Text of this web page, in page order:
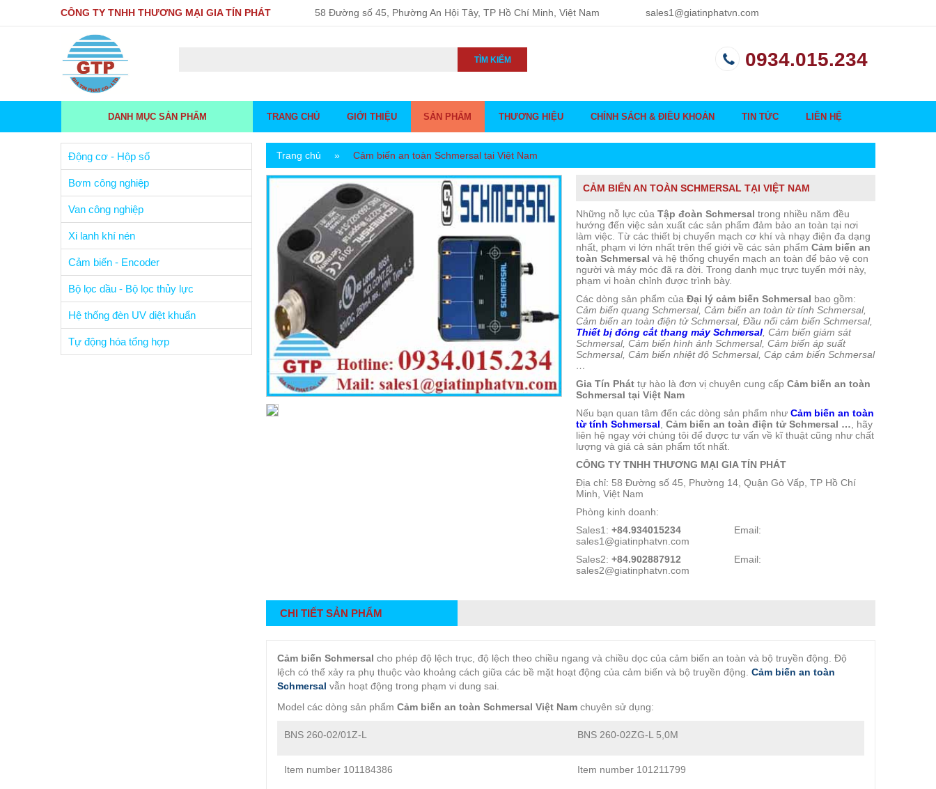
CÔNG TY TNHH THƯƠNG MẠI GIA TÍN PHÁT 58 Đường số 45, Phường An Hội Tây, TP Hồ Chí Minh, Việt Nam sales1@giatinphatvn.com
TÌM KIẾM 0934.015.234
DANH MỤC SẢN PHẨM TRANG CHỦ GIỚI THIỆU SẢN PHẨM THƯƠNG HIỆU CHÍNH SÁCH & ĐIỀU KHOẢN TIN TỨC LIÊN HỆ
Động cơ - Hộp số
Bơm công nghiệp
Van công nghiệp
Xi lanh khí nén
Cảm biến - Encoder
Bộ lọc dầu - Bộ lọc thủy lực
Hệ thống đèn UV diệt khuẩn
Tự động hóa tổng hợp
Trang chủ » Cảm biến an toàn Schmersal tại Việt Nam
CẢM BIẾN AN TOÀN SCHMERSAL TẠI VIỆT NAM
Những nỗ lực của Tập đoàn Schmersal trong nhiều năm đều
hướng đến việc sản xuất các sản phẩm đảm bảo an toàn tại nơi
làm việc. Từ các thiết bị chuyển mạch cơ khí và nhạy điện đa dạng
nhất, phạm vi lớn nhất trên thế giới về các sản phẩm Cảm biến an
toàn Schmersal và hệ thống chuyển mạch an toàn để bảo vệ con
người và máy móc đã ra đời. Trong danh mục trực tuyến mới này,
phạm vi hoàn chỉnh được trình bày.
Các dòng sản phẩm của Đại lý cảm biến Schmersal bao gồm:
Cảm biến quang Schmersal, Cảm biến an toàn từ tính Schmersal,
Cảm biến an toàn điện tử Schmersal, Đầu nối cảm biến Schmersal,
Thiết bị đóng cắt thang máy Schmersal , Cảm biến giám sát
Schmersal, Cảm biến hình ảnh Schmersal, Cảm biến áp suất
Schmersal, Cảm biến nhiệt độ Schmersal, Cáp cảm biến Schmersal
…
Gia Tín Phát tự hào là đơn vị chuyên cung cấp Cảm biến an toàn
Schmersal tại Việt Nam
Nếu bạn quan tâm đến các dòng sản phẩm như Cảm biến an toàn
từ tính Schmersal Cảm biến an toàn điện tử Schmersal … , hãy
liên hệ ngay với chúng tôi để được tư vấn về kĩ thuật cũng như chất
lượng và giá cả sản phẩm tốt nhất.
CÔNG TY TNHH THƯƠNG MẠI GIA TÍN PHÁT
Địa chỉ: 58 Đường số 45, Phường 14, Quận Gò Vấp, TP Hồ Chí
Minh, Việt Nam
Phòng kinh doanh:
Sales1: +84.934015234 Email:
sales1@giatinphatvn.com
Sales2: +84.902887912 Email:
sales2@giatinphatvn.com
CHI TIẾT SẢN PHẨM
Cảm biến Schmersal cho phép độ lệch trục, độ lệch theo chiều ngang và chiều dọc của cảm biến an toàn và bộ truyền động. Độ
lệch có thể xảy ra phụ thuộc vào khoảng cách giữa các bề mặt hoạt động của cảm biến và bộ truyền động. Cảm biến an toàn
Schmersal vẫn hoạt động trong phạm vi dung sai.
Model các dòng sản phẩm Cảm biến an toàn Schmersal Việt Nam chuyên sử dụng:
BNS 260-02/01Z-L BNS 260-02ZG-L 5,0M
Item number 101184386 Item number 101211799